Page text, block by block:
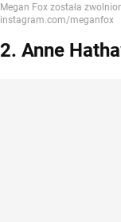
2. Anne